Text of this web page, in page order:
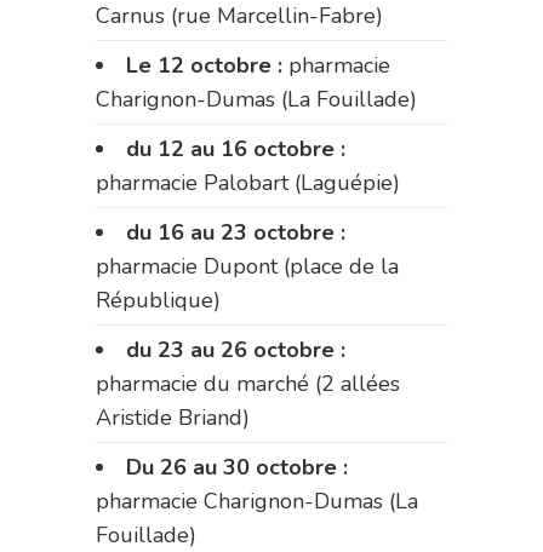
Carnus (rue Marcellin-Fabre)
Le 12 octobre : pharmacie
Charignon-Dumas (La Fouillade)
du 12 au 16 octobre :
pharmacie Palobart (Laguépie)
du 16 au 23 octobre :
pharmacie Dupont (place de la
République)
du 23 au 26 octobre :
pharmacie du marché (2 allées
Aristide Briand)
Du 26 au 30 octobre :
pharmacie Charignon-Dumas (La
Fouillade)